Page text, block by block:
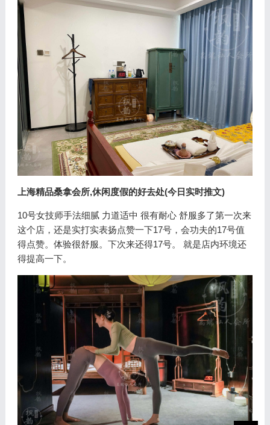
上海精品桑拿会所,休闲度假的好去处(今日实时推文)
10号女技师手法细腻 力道适中 很有耐心 舒服多了第一次来
这个店，还是实打实表扬点赞一下17号，会功夫的17号值
得点赞。体验很舒服。下次来还得17号。 就是店内环境还
得提高一下。